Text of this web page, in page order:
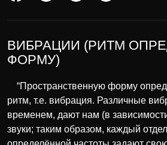
ВИБРАЦИИ (РИТМ
ФОРМУ)
“Пространственную форму
ритм, т.е. вибрация. Различные
временем, дают нам (в
звуки; таким образом, каждый